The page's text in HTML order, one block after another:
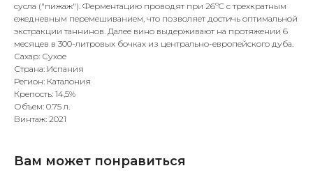
сусла ("пижаж"). Ферментацию проводят при 26ºC с трехкратным
ежедневным перемешиванием, что позволяет достичь оптимальной
экстракции таннинов. Далее вино выдерживают на протяжении 6
месяцев в 300-литровых бочках из центрально-европейского дуба.
Сахар: Сухое
Страна: Испания
Регион: Каталония
Крепость: 14,5%
Объем: 0.75 л.
Винтаж: 2021
Вам может понравиться